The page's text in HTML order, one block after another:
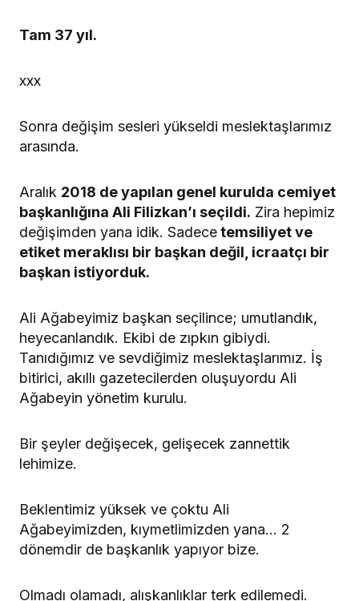
Tam 37 yıl.
xxx
Sonra değişim sesleri yükseldi meslektaşlarımız
arasında.
Aralık 2018 de yapılan genel kurulda cemiyet
başkanlığına Ali Filizkan’ı seçildi. Zira hepimiz
değişimden yana idik. Sadecetemsiliyet ve
etiket meraklısı bir başkan değil, icraatçı bir
başkan istiyorduk.
Ali Ağabeyimiz başkan seçilince; umutlandık,
heyecanlandık. Ekibi de zıpkın gibiydi.
Tanıdığımız ve sevdiğimiz meslektaşlarımız. İş
bitirici, akıllı gazetecilerden oluşuyordu Ali
Ağabeyin yönetim kurulu.
Bir şeyler değişecek, gelişecek zannettik
lehimize.
Beklentimiz yüksek ve çoktu Ali
Ağabeyimizden, kıymetlimizden yana… 2
dönemdir de başkanlık yapıyor bize.
Olmadı olamadı, alışkanlıklar terk edilemedi.